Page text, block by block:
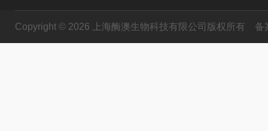
Copyright © 2026 上海酶澳生物科技有限公司版权所有 备